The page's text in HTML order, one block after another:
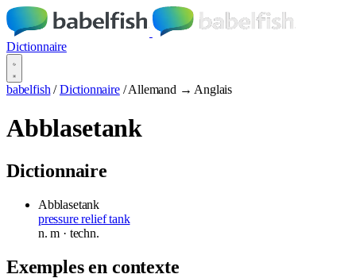
Dictionnaire
babelfish / Dictionnaire / Allemand → Anglais
Abblasetank
Dictionnaire
Abblasetank
pressure relief tank
n.m · techn.
Exemples en contexte